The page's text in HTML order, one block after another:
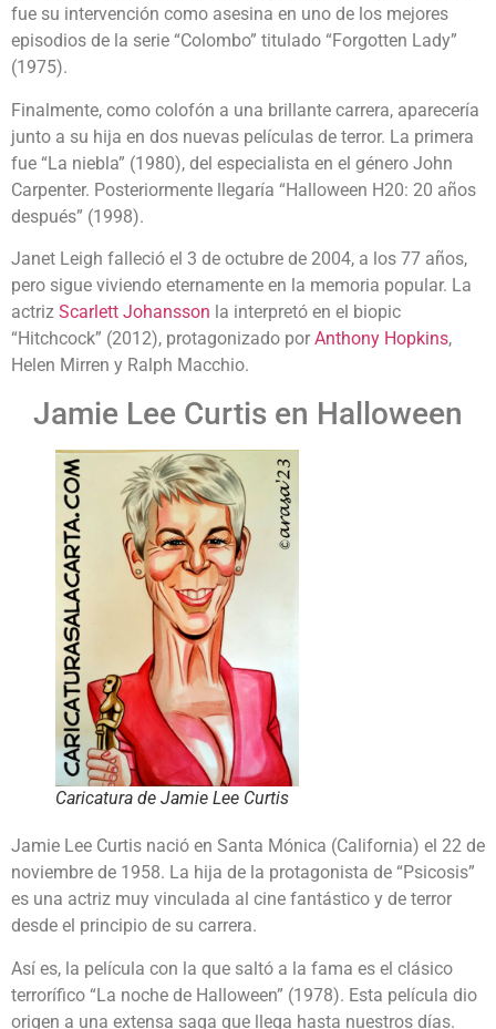
fue su intervención como asesina en uno de los mejores
episodios de la serie “Colombo” titulado “Forgotten Lady”
(1975).
Finalmente, como colofón a una brillante carrera, aparecería
junto a su hija en dos nuevas películas de terror. La primera
fue “La niebla” (1980), del especialista en el género John
Carpenter. Posteriormente llegaría “Halloween H20: 20 años
después” (1998).
Janet Leigh falleció el 3 de octubre de 2004, a los 77 años,
pero sigue viviendo eternamente en la memoria popular. La
actriz Scarlett Johansson la interpretó en el biopic
“Hitchcock” (2012), protagonizado por Anthony Hopkins,
Helen Mirren y Ralph Macchio.
Jamie Lee Curtis en Halloween
Caricatura de Jamie Lee Curtis
Jamie Lee Curtis nació en Santa Mónica (California) el 22 de
noviembre de 1958. La hija de la protagonista de “Psicosis”
es una actriz muy vinculada al cine fantástico y de terror
desde el principio de su carrera.
Así es, la película con la que saltó a la fama es el clásico
terrorífico “La noche de Halloween” (1978). Esta película dio
origen a una extensa saga que llega hasta nuestros días.